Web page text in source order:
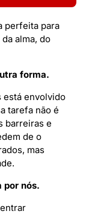
perfeita para
alma, do
forma.
está envolvido
tarefa não é
barreiras e
de o
mas
por nós.